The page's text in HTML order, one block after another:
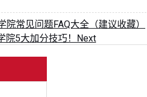
常见问题FAQ大全（建议收藏）
5大加分技巧！ Next